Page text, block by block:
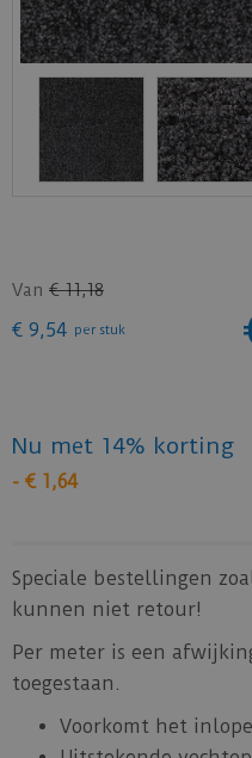
Van € 11,18
€ 9,54 per stuk
Nu met 14% korting
- € 1,64
Speciale bestellingen
kunnen niet retour!
Per meter is een
toegestaan.
Voorkomt het